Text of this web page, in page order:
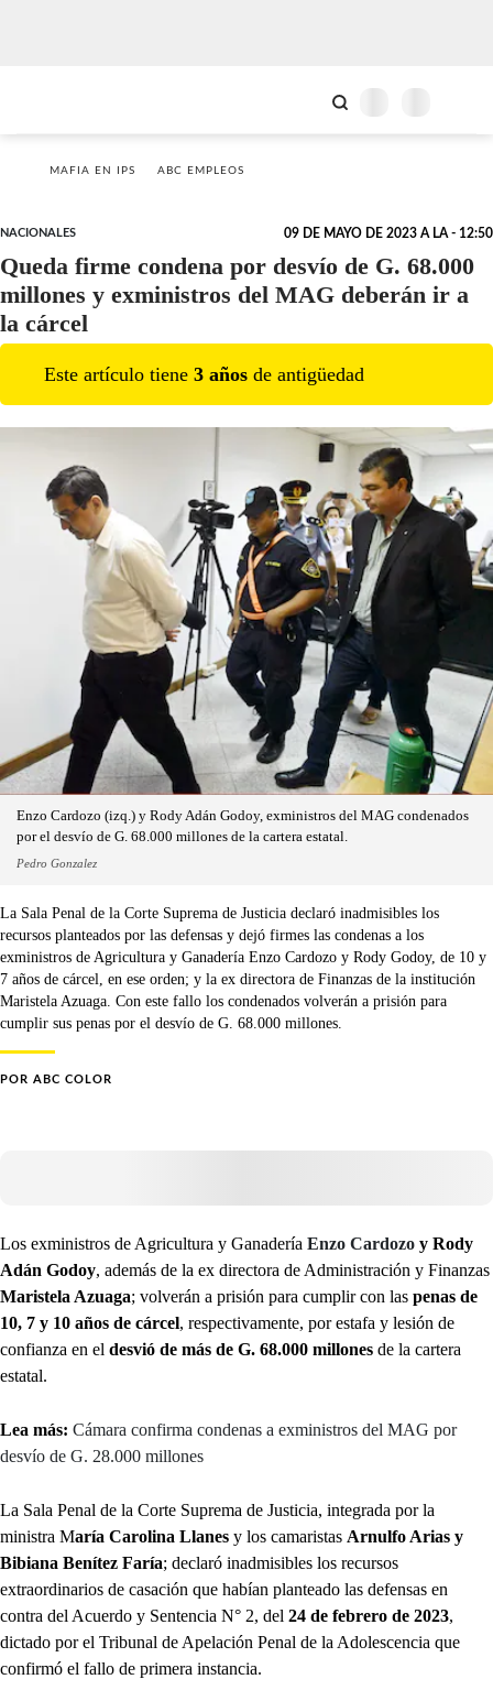
MAFIA EN IPS ABC EMPLEOS
NACIONALES 09 DE MAYO DE 2023 A LA - 12:50
Queda firme condena por desvío de G. 68.000
millones y exministros del MAG deberán ir a
la cárcel
Este artículo tiene 3 años de antigüedad
Enzo Cardozo (izq.) y Rody Adán Godoy, exministros del MAG condenados
por el desvío de G. 68.000 millones de la cartera estatal.
Pedro Gonzalez
La Sala Penal de la Corte Suprema de Justicia declaró inadmisibles los
recursos planteados por las defensas y dejó firmes las condenas a los
exministros de Agricultura y Ganadería Enzo Cardozo y Rody Godoy, de 10 y
7 años de cárcel, en ese orden; y la ex directora de Finanzas de la institución
Maristela Azuaga. Con este fallo los condenados volverán a prisión para
cumplir sus penas por el desvío de G. 68.000 millones.
POR ABC COLOR
Los exministros de Agricultura y Ganadería Enzo Cardozo y Rody
Adán Godoy, además de la ex directora de Administración y Finanzas
Maristela Azuaga; volverán a prisión para cumplir con las penas de
10, 7 y 10 años de cárcel, respectivamente, por estafa y lesión de
confianza en el desvió de más de G. 68.000 millones de la cartera
estatal.
Lea más: Cámara confirma condenas a exministros del MAG por
desvío de G. 28.000 millones
La Sala Penal de la Corte Suprema de Justicia, integrada por la
ministra María Carolina Llanes y los camaristas Arnulfo Arias y
Bibiana Benítez Faría; declaró inadmisibles los recursos
extraordinarios de casación que habían planteado las defensas en
contra del Acuerdo y Sentencia N° 2, del 24 de febrero de 2023,
dictado por el Tribunal de Apelación Penal de la Adolescencia que
confirmó el fallo de primera instancia.